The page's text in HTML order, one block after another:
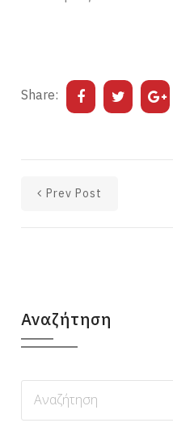
Share:
Prev Post
Αναζήτηση